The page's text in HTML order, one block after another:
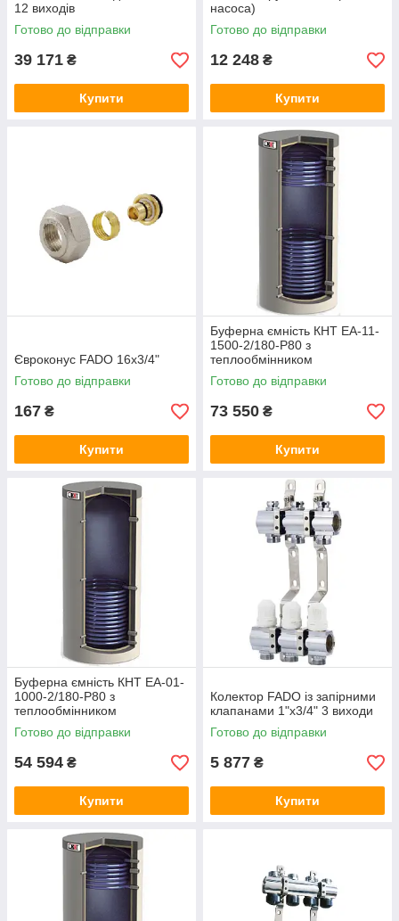
12 виходів
Готово до відправки
39 171 ₴
Купити
насоса)
Готово до відправки
12 248 ₴
Купити
Євроконус FADO 16x3/4"
Готово до відправки
167 ₴
Купити
Буферна ємність КНТ ЕА-11-
1500-2/180-P80 з
теплообмінником
Готово до відправки
73 550 ₴
Купити
Буферна ємність КНТ ЕА-01-
1000-2/180-P80 з
теплообмінником
Готово до відправки
54 594 ₴
Купити
Колектор FADO із запірними
клапанами 1"х3/4" 3 виходи
Готово до відправки
5 877 ₴
Купити